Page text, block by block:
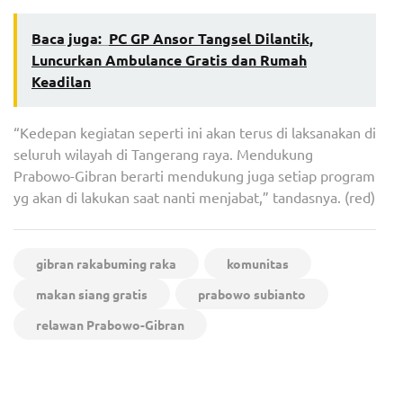
Baca juga: PC GP Ansor Tangsel Dilantik,
Luncurkan Ambulance Gratis dan Rumah
Keadilan
“Kedepan kegiatan seperti ini akan terus di laksanakan di
seluruh wilayah di Tangerang raya. Mendukung
Prabowo-Gibran berarti mendukung juga setiap program
yg akan di lakukan saat nanti menjabat,” tandasnya. (red)
gibran rakabuming raka
komunitas
makan siang gratis
prabowo subianto
relawan Prabowo-Gibran